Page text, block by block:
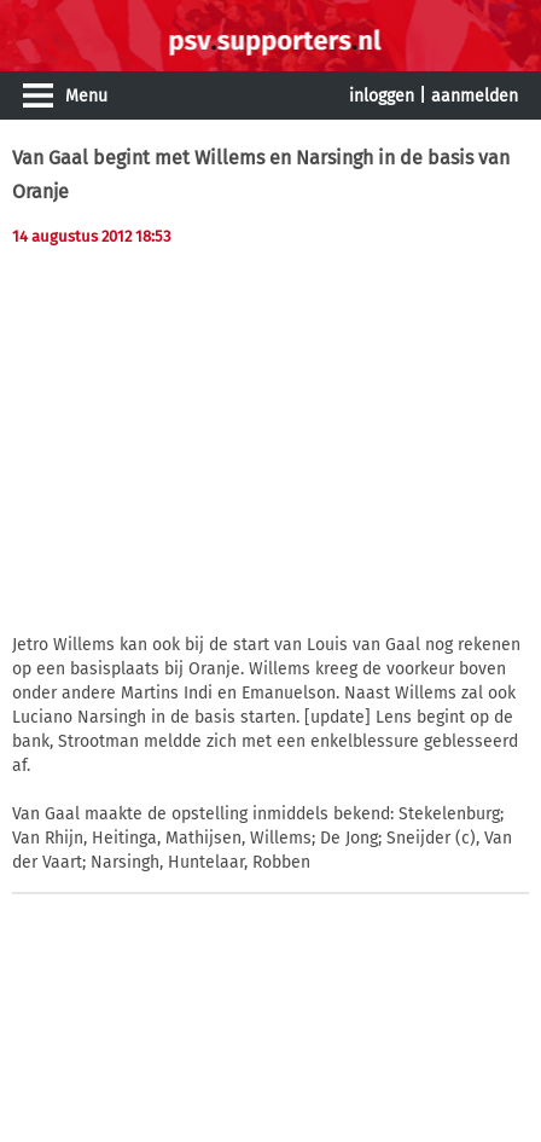
Menu inloggen aanmelden
Van Gaal begint met Willems en Narsingh in de basis van
Oranje
14 augustus 2012 18:53
Jetro Willems kan ook bij de start van Louis van Gaal nog rekenen
op een basisplaats bij Oranje. Willems kreeg de voorkeur boven
onder andere Martins Indi en Emanuelson. Naast Willems zal ook
Luciano Narsingh in de basis starten. [update] Lens begint op de
bank, Strootman meldde zich met een enkelblessure geblesseerd
af.
Van Gaal maakte de opstelling inmiddels bekend: Stekelenburg;
Van Rhijn, Heitinga, Mathijsen, Willems; De Jong; Sneijder (c), Van
der Vaart; Narsingh, Huntelaar, Robben